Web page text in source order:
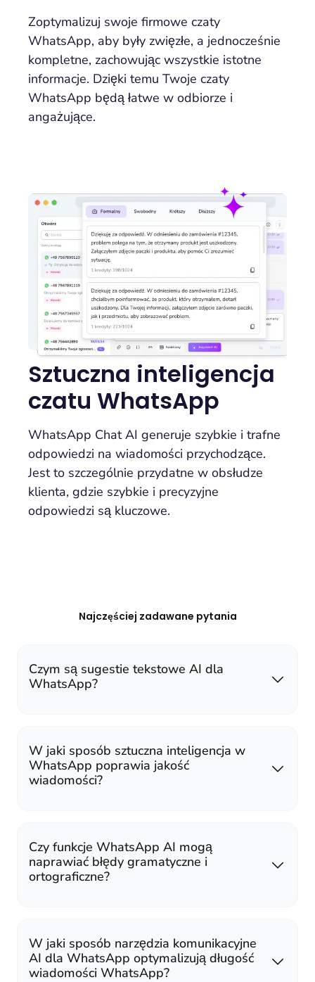
Zoptymalizuj swoje firmowe czaty
WhatsApp, aby były zwięzłe, a jednocześnie
kompletne, zachowując wszystkie istotne
informacje. Dzięki temu Twoje czaty
WhatsApp będą łatwe w odbiorze i
angażujące.
Sztuczna inteligencja
czatu WhatsApp
WhatsApp Chat AI generuje szybkie i trafne
odpowiedzi na wiadomości przychodzące.
Jest to szczególnie przydatne w obsłudze
klienta, gdzie szybkie i precyzyjne
odpowiedzi są kluczowe.
Najczęściej zadawane pytania
Czym są sugestie tekstowe AI dla
WhatsApp?
W jaki sposób sztuczna inteligencja w
WhatsApp poprawia jakość
wiadomości?
Czy funkcje WhatsApp AI mogą
naprawiać błędy gramatyczne i
ortograficzne?
W jaki sposób narzędzia komunikacyjne
AI dla WhatsApp optymalizują długość
wiadomości WhatsApp?